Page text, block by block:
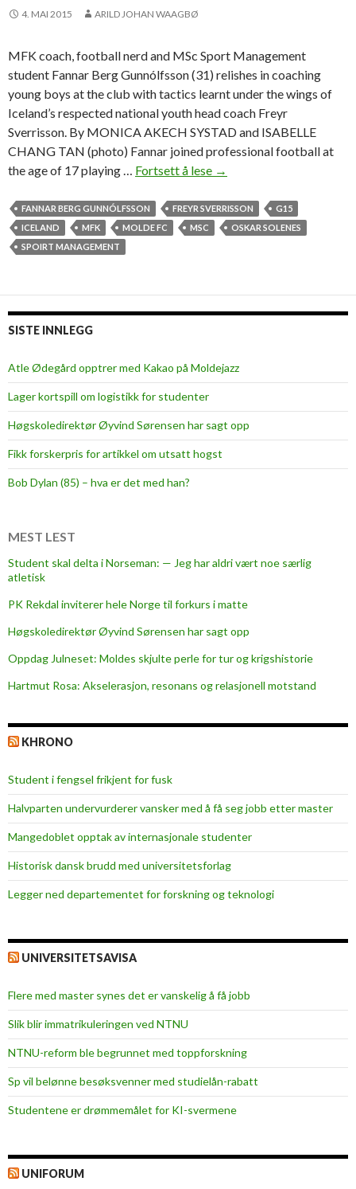
4. MAI 2015 ARILD JOHAN WAAGBØ
MFK coach, football nerd and MSc Sport Management
student Fannar Berg Gunnólfsson (31) relishes in coaching
young boys at the club with tactics learnt under the wings of
Iceland’s respected national youth head coach Freyr
Sverrisson. By MONICA AKECH SYSTAD and ISABELLE
CHANG TAN (photo) Fannar joined professional football at
the age of 17 playing … Fortsett å lese I
e
u
n
t
a
n
d
o
e
s
M
F
K
t
t
s
→
FANNAR BERG GUNNÓLFSSON FREYR SVERRISSON
G15
ICELAND
MFK MOLDE FC MSC
OSKAR SOLENES
SPOIRT MANAGEMENT
SISTE INNLEGG
Atle Ødegård opptrer med Kakao på Moldejazz
Lager kortspill om logistikk for studenter
Høgskoledirektør Øyvind Sørensen har sagt opp
Fikk forskerpris for artikkel om utsatt hogst
Bob Dylan (85) – hva er det med han?
MEST LEST
Student skal delta i Norseman: — Jeg har aldri vært noe særlig
atletisk
PK Rekdal inviterer hele Norge til forkurs i matte
Høgskoledirektør Øyvind Sørensen har sagt opp
Oppdag Julneset: Moldes skjulte perle for tur og krigshistorie
Hartmut Rosa: Akselerasjon, resonans og relasjonell motstand
KHRONO
Student i fengsel frikjent for fusk
Halvparten undervurderer vansker med å få seg jobb etter master
Mangedoblet opptak av internasjonale studenter
Historisk dansk brudd med universitetsforlag
Legger ned departementet for forskning og teknologi
UNIVERSITETSAVISA
Flere med master synes det er vanskelig å få jobb
Slik blir immatrikuleringen ved NTNU
NTNU-reform ble begrunnet med toppforskning
Sp vil belønne besøksvenner med studielån-rabatt
Studentene er drømmemålet for KI-svermene
UNIFORUM